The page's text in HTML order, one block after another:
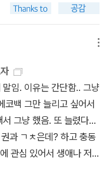
가 없다. 그래서 모든 연
다. -p.391물론 성숙한
유방은 '오뚝하고', '탱
야 할지, 그동안 어떤
식으로 제한된 삶을 살
어쩔 수 없이 포르노가 튀
다. 여성과 같이 일을 해
에 걸어놓고 일하는 남성
간이기도 하다는 사실을
심 지배체제가 5천년동
도 유사하게, 그러면서
다움의 이데올로기는
므로 딱 그만큼 힘이 세
지는 우리 모두 이미 알
부장제가 힘에 세보였지
을 바꾸고, '가부장제 네
었다.그렇다면 아름다움
움이 이데올로기 네가
를 자연스럽게 받아들이
여 결국, 취직
말에 실망한 나는 정
를 찾아 갔더니, 취직 9
세 줄을 그어 적어 갔
뛰어 갔다. 그곳에는 덩
다 하고 있었다. 나는 모
친구가 영 거슬렸는데, 관
나중에 알고 봤더니 친구
.포퍼와 비트겐슈타인
, 이런 경우에는 상대방
련이니, 결과적으로는
아닐까. 예를 들어 '어둠의
내놓을 수 있는 최선의
이니 말이다.물론 서문
아들이기에는 너무 가소
마의 상황이기는 하다.
는 게 아니라 그냥 착색
다. 원래의 문제점을 뽑
어. 그렇게 두어번 바르고
시 이 광고를 보게 된거
이 드는 대신, '아니 씨발
이 드는 거다.그러니까
겨드랑이의 착색이 문제
꿈치였고 겨드랑이는 겨
알고는 있었지만, 그것
. 거긴 그냥 그렇게 그 자
임. 이유는 간단함.. 그냥
코백 그만 늘리고 싶어서
그냥 했음. 또 늘렸다...
과 ㄱㅊ은데? 하고 충동
관심 있어서 생애나 저